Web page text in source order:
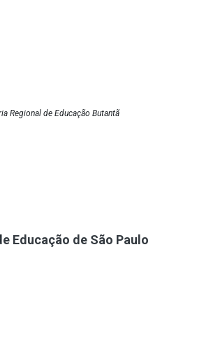
Regional de Educação Butantã
Educação de São Paulo